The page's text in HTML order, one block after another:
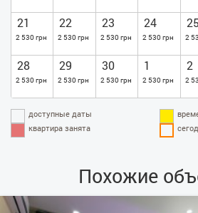
21
2 530 грн
22
2 530 грн
23
2 530 грн
24
2 530 грн 2
28
2 530 грн
29
2 530 грн
30
2 530 грн
1
2 530 грн
2
2
доступные даты
квартира занята
Похожие